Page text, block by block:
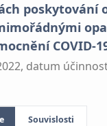
poskytování
COVID-
datum
Souvislosti